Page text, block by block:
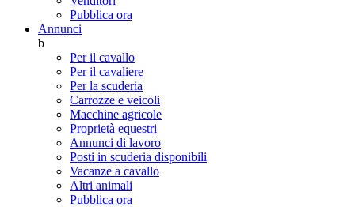
Pubblica ora
Annunci
b
Per il cavallo
Per il cavaliere
Per la scuderia
Carrozze e veicoli
Macchine agricole
Proprietà equestri
Annunci di lavoro
Posti in scuderia disponibili
Vacanze a cavallo
Altri animali
Pubblica ora